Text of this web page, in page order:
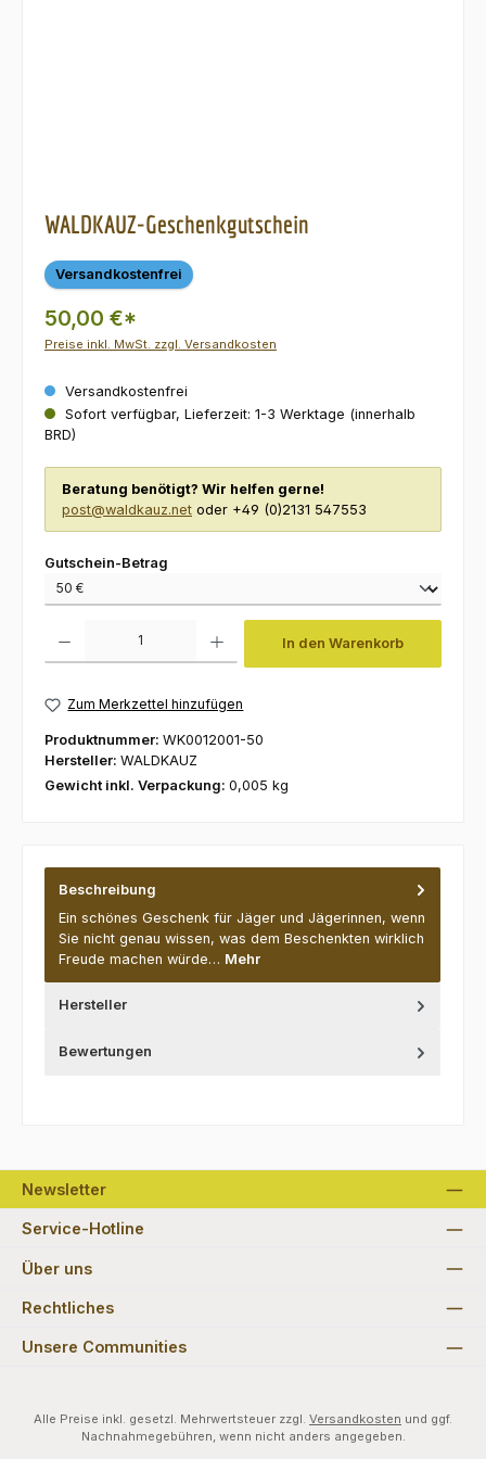
WALDKAUZ-Geschenkgutschein
Versandkostenfrei
50,00 €*
Preise inkl. MwSt. zzgl. Versandkosten
Versandkostenfrei
Sofort verfügbar, Lieferzeit: 1-3 Werktage (innerhalb
BRD)
Beratung benötigt? Wir helfen gerne!
post@waldkauz.net oder +49 (0)2131 547553
Gutschein-Betrag
In den Warenkorb
Zum Merkzettel hinzufügen
Produktnummer: WK0012001-50
Hersteller: WALDKAUZ
Gewicht inkl. Verpackung: 0,005 kg
Beschreibung
Ein schönes Geschenk für Jäger und Jägerinnen, wenn
Sie nicht genau wissen, was dem Beschenkten wirklich
Freude machen würde… Mehr
Hersteller
Bewertungen
Newsletter
Service-Hotline
Über uns
Rechtliches
Unsere Communities
Alle Preise inkl. gesetzl. Mehrwertsteuer zzgl. Versandkosten und ggf.
Nachnahmegebühren, wenn nicht anders angegeben.